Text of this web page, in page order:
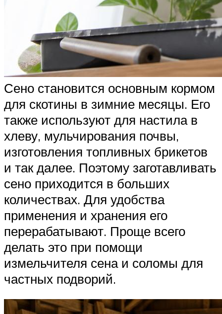
Сено становится основным кормом
для скотины в зимние месяцы. Его
также используют для настила в
хлеву, мульчирования почвы,
изготовления топливных брикетов
и так далее. Поэтому заготавливать
сено приходится в больших
количествах. Для удобства
применения и хранения его
перерабатывают. Проще всего
делать это при помощи
измельчителя сена и соломы для
частных подворий.